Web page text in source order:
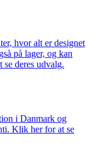
hvor alt er designet
på lager, og kan
deres udvalg.
i Danmark og
Klik her for at se